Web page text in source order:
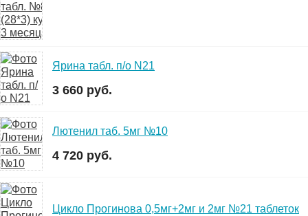
Ярина табл. п/о N21
3 660 руб.
Лютенил таб. 5мг №10
4 720 руб.
Цикло Прогинова 0,5мг+2мг и 2мг №21 таблеток